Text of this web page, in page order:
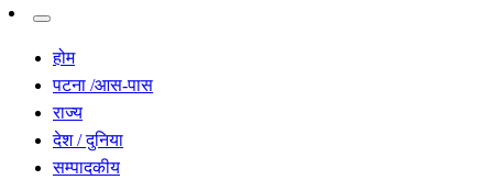
मालंच नई सुबह
होम
पटना /आस-पास
राज्य
देश / दुनिया
सम्पादकीय